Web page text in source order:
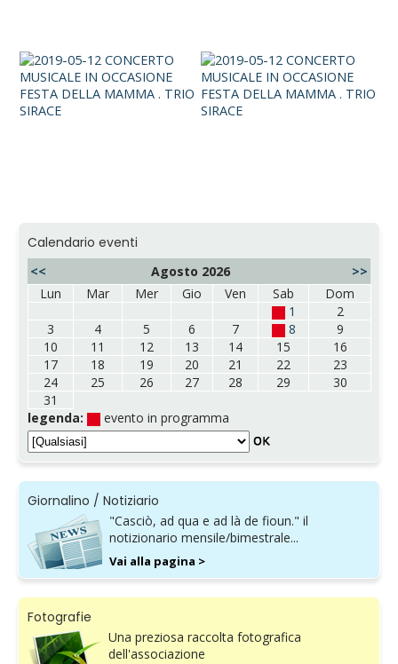
Calendario eventi
<< Agosto 2026
>>
Lun
Mar Mer Gio Ven Sab
Dom
1
2
3
4 5 6 7 8
9
10
11 12 13 14 15
16
17
18 19 20 21 22
23
24
25 26 27 28 29
30
31
legenda:
evento in programma
Giornalino / Notiziario
"Casciò, ad qua e ad là de fioun." il
notizionario mensile/bimestrale...
Vai alla pagina >
Fotografie
Una preziosa raccolta fotografica
dell'associazione